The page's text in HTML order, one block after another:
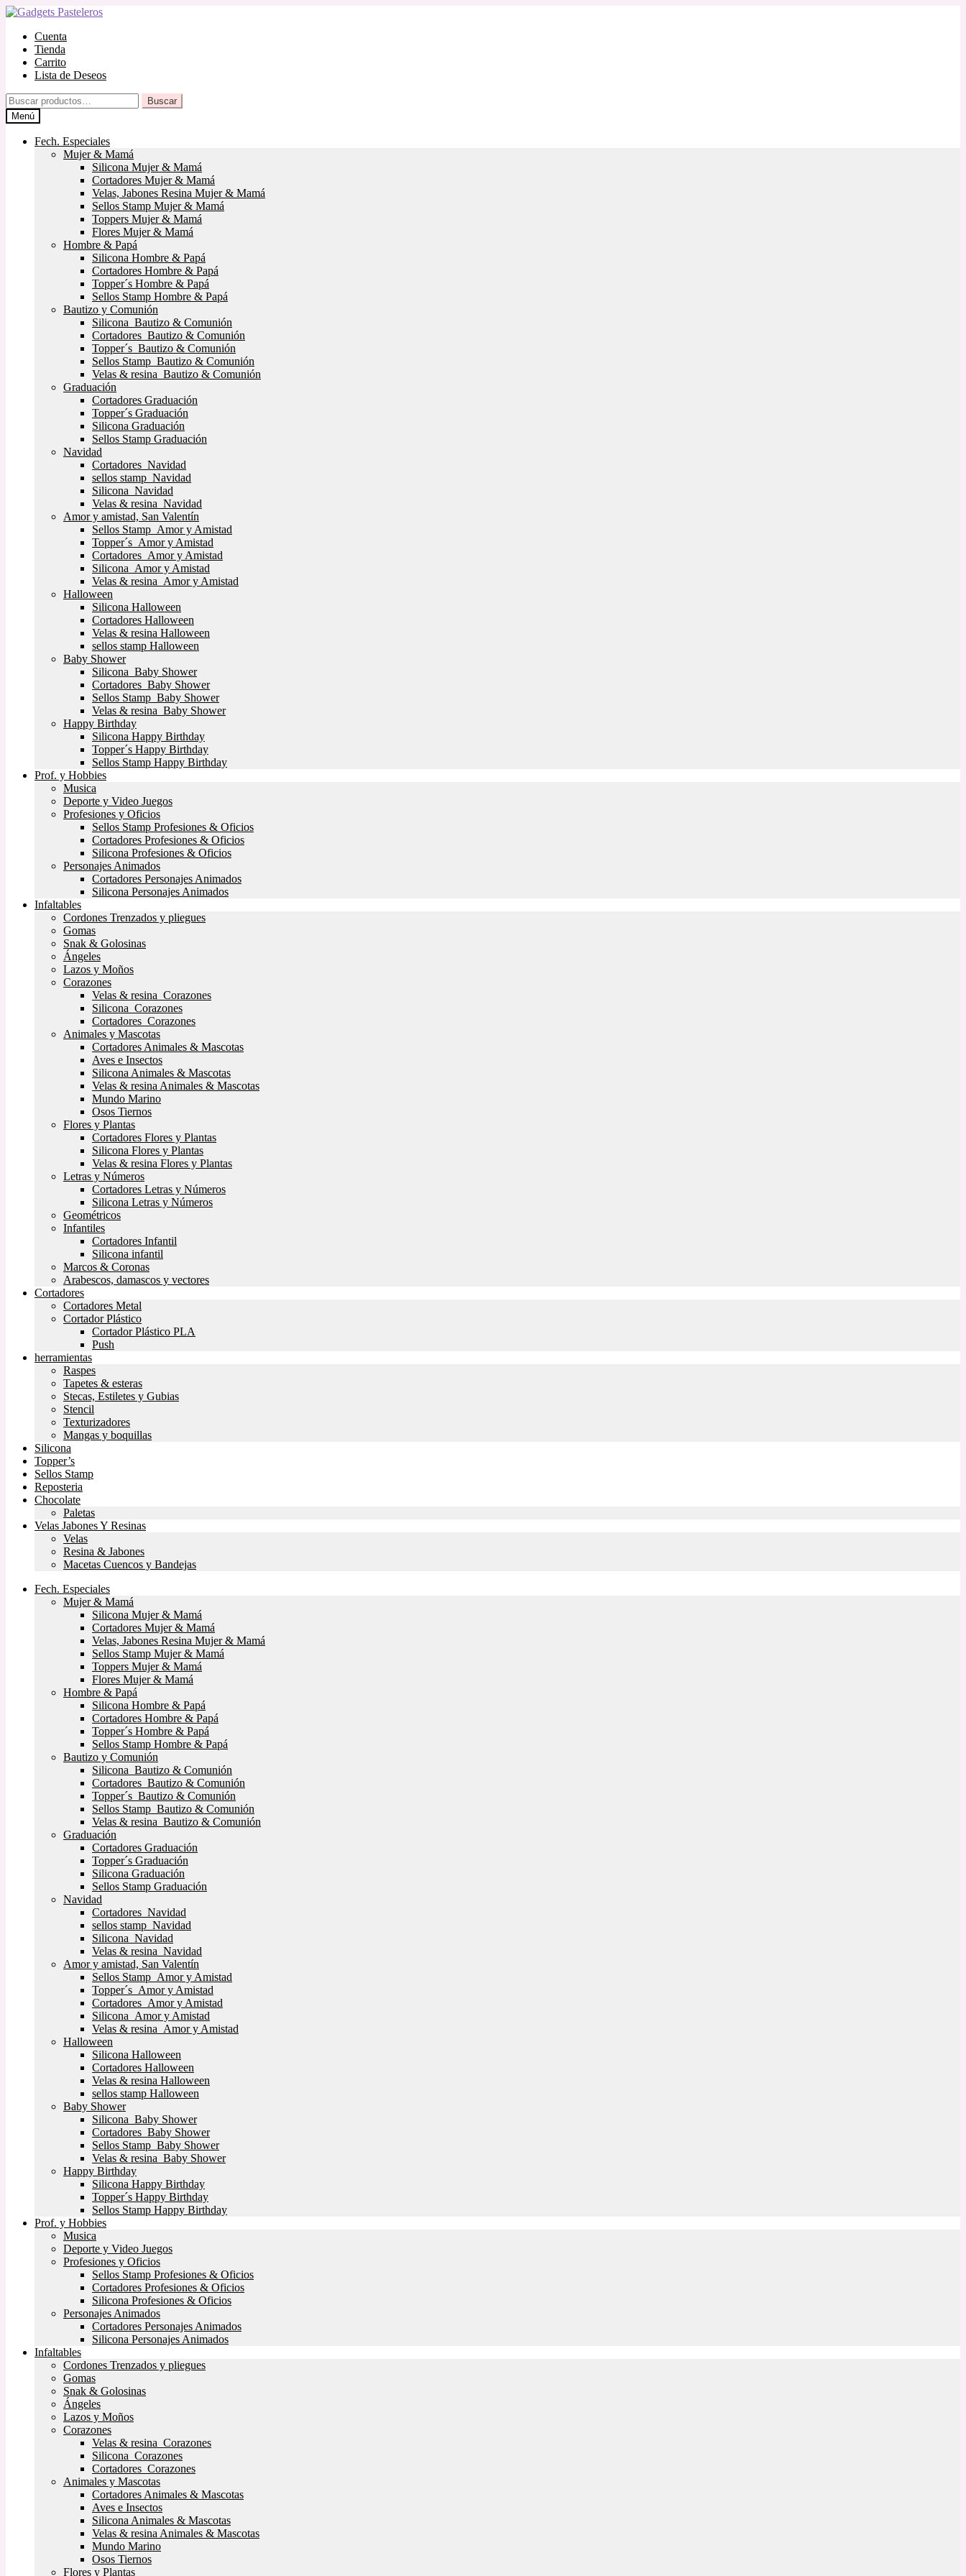
Ir
navegación
Ir
contenidoCuenta
Tienda
Carrito
Lista de Deseos
Buscar
por:
Buscar
Menú
Fech. Especiales
Mujer & Mamá
Silicona Mujer & Mamá
Cortadores Mujer & Mamá
Velas, Jabones Resina Mujer & Mamá
Sellos Stamp Mujer & Mamá
Toppers Mujer & Mamá
Flores Mujer & Mamá
Hombre & Papá
Silicona Hombre & Papá
Cortadores Hombre & Papá
Topper´s Hombre & Papá
Sellos Stamp Hombre & Papá
Bautizo y Comunión
Silicona Bautizo & Comunión
Cortadores Bautizo & Comunión
Topper´s Bautizo & Comunión
Sellos Stamp Bautizo & Comunión
Velas & resina Bautizo & Comunión
Graduación
Cortadores Graduación
Topper´s Graduación
Silicona Graduación
Sellos Stamp Graduación
Navidad
Cortadores Navidad
sellos stamp Navidad
Silicona Navidad
Velas & resina Navidad
Amor y amistad, San Valentín
Sellos Stamp Amor y Amistad
Topper´s Amor y Amistad
Cortadores Amor y Amistad
Silicona Amor y Amistad
Velas & resina Amor y Amistad
Halloween
Silicona Halloween
Cortadores Halloween
Velas & resina Halloween
sellos stamp Halloween
Baby Shower
Silicona Baby Shower
Cortadores Baby Shower
Sellos Stamp Baby Shower
Velas & resina Baby Shower
Happy Birthday
Silicona Happy Birthday
Topper´s Happy Birthday
Sellos Stamp Happy Birthday
Prof. y Hobbies
Musica
Deporte y Video Juegos
Profesiones y Oficios
Sellos Stamp Profesiones & Oficios
Cortadores Profesiones & Oficios
Silicona Profesiones & Oficios
Personajes Animados
Cortadores Personajes Animados
Silicona Personajes Animados
Infaltables
Cordones Trenzados y pliegues
Gomas
Snak & Golosinas
Ángeles
Lazos y Moños
Corazones
Velas & resina Corazones
Silicona Corazones
Cortadores Corazones
Animales y Mascotas
Cortadores Animales & Mascotas
Aves e Insectos
Silicona Animales & Mascotas
Velas & resina Animales & Mascotas
Mundo Marino
Osos Tiernos
Flores y Plantas
Cortadores Flores y Plantas
Silicona Flores y Plantas
Velas & resina Flores y Plantas
Letras y Números
Cortadores Letras y Números
Silicona Letras y Números
Geométricos
Infantiles
Cortadores Infantil
Silicona infantil
Marcos & Coronas
Arabescos, damascos y vectores
Cortadores
Cortadores Metal
Cortador Plástico
Cortador Plástico PLA
Push
herramientas
Raspes
Tapetes & esteras
Stecas, Estiletes y Gubias
Stencil
Texturizadores
Mangas y boquillas
Silicona
Topper’s
Sellos Stamp
Reposteria
Chocolate
Paletas
Velas Jabones Y Resinas
Velas
Resina & Jabones
Macetas Cuencos y Bandejas
Fech. Especiales
Mujer & Mamá
Silicona Mujer & Mamá
Cortadores Mujer & Mamá
Velas, Jabones Resina Mujer & Mamá
Sellos Stamp Mujer & Mamá
Toppers Mujer & Mamá
Flores Mujer & Mamá
Hombre & Papá
Silicona Hombre & Papá
Cortadores Hombre & Papá
Topper´s Hombre & Papá
Sellos Stamp Hombre & Papá
Bautizo y Comunión
Silicona Bautizo & Comunión
Cortadores Bautizo & Comunión
Topper´s Bautizo & Comunión
Sellos Stamp Bautizo & Comunión
Velas & resina Bautizo & Comunión
Graduación
Cortadores Graduación
Topper´s Graduación
Silicona Graduación
Sellos Stamp Graduación
Navidad
Cortadores Navidad
sellos stamp Navidad
Silicona Navidad
Velas & resina Navidad
Amor y amistad, San Valentín
Sellos Stamp Amor y Amistad
Topper´s Amor y Amistad
Cortadores Amor y Amistad
Silicona Amor y Amistad
Velas & resina Amor y Amistad
Halloween
Silicona Halloween
Cortadores Halloween
Velas & resina Halloween
sellos stamp Halloween
Baby Shower
Silicona Baby Shower
Cortadores Baby Shower
Sellos Stamp Baby Shower
Velas & resina Baby Shower
Happy Birthday
Silicona Happy Birthday
Topper´s Happy Birthday
Sellos Stamp Happy Birthday
Prof. y Hobbies
Musica
Deporte y Video Juegos
Profesiones y Oficios
Sellos Stamp Profesiones & Oficios
Cortadores Profesiones & Oficios
Silicona Profesiones & Oficios
Personajes Animados
Cortadores Personajes Animados
Silicona Personajes Animados
Infaltables
Cordones Trenzados y pliegues
Gomas
Snak & Golosinas
Ángeles
Lazos y Moños
Corazones
Velas & resina Corazones
Silicona Corazones
Cortadores Corazones
Animales y Mascotas
Cortadores Animales & Mascotas
Aves e Insectos
Silicona Animales & Mascotas
Velas & resina Animales & Mascotas
Mundo Marino
Osos Tiernos
Flores y Plantas